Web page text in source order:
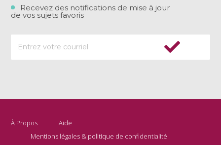
Recevez des notifications de mise à jour
de vos sujets favoris
À Propos
Aide
Mentions légales & politique de confidentialité